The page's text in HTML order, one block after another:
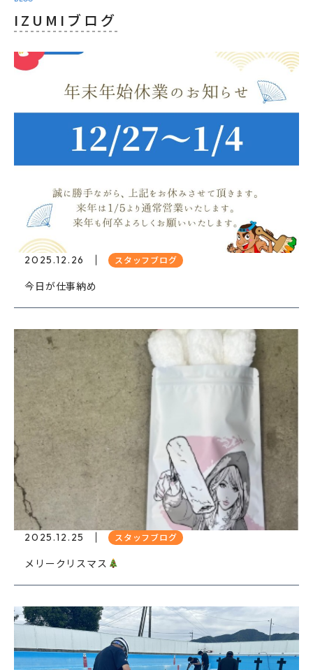
IZUMIブログ
2025.12.26 スタッフブログ
今日が仕事納め
2025.12.25 スタッフブログ
メリークリスマス